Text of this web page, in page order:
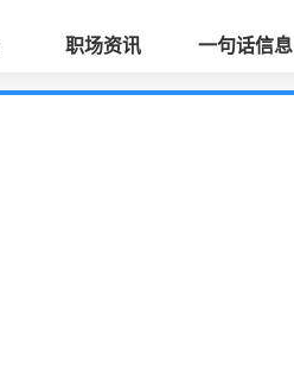
职场资讯 一句话信息